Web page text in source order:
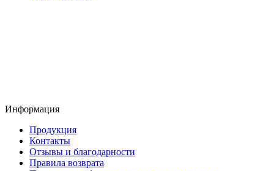
Информация
Продукция
Контакты
Отзывы и благодарности
Правила возврата